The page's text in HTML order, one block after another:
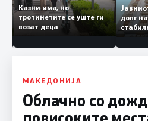
Казни има, но
тротинетите се уште ги
возат деца
МАКЕДОНИЈА
Облачно со